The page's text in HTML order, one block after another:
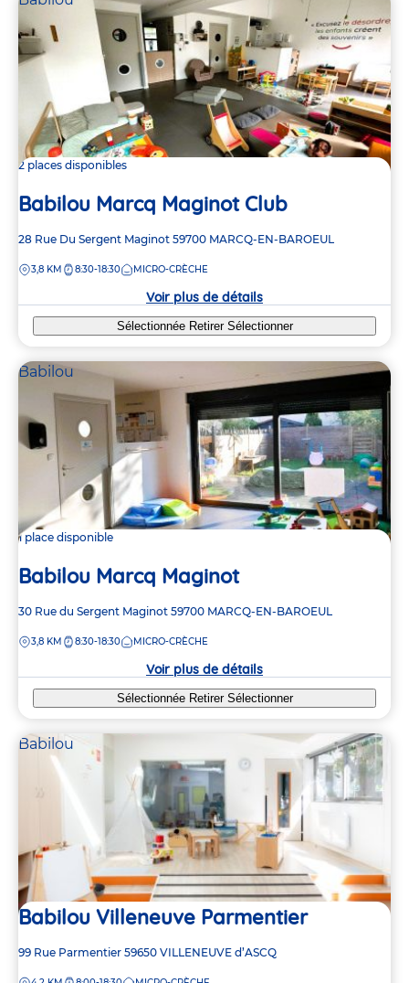
2 places disponibles
Babilou Marcq Maginot Club
Adresse
la
28 Rue Du Sergent Maginot 59700 MARCQ-EN-BAROEUL
DISTANCE
3,8 KM 8:30-18:30 MICRO-CRÈCHE
Voir plus de détails
Sélectionnée Retirer Sélectionner
Babilou
1 place disponible
Babilou Marcq Maginot
Adresse
la
30 Rue du Sergent Maginot 59700 MARCQ-EN-BAROEUL
DISTANCE
3,8 KM 8:30-18:30 MICRO-CRÈCHE
Voir plus de détails
Sélectionnée Retirer Sélectionner
Babilou
Babilou Villeneuve Parmentier
Adresse
99 Rue Parmentier 59650 VILLENEUVE d’ASCQ